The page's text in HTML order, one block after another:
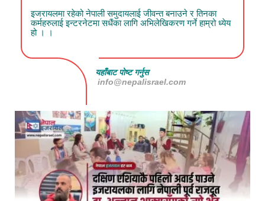
इजरायलमा रहेको नेपाली समुदायलाई जीवन्त बनाउने र तिनका
कर्महरुलाई इन्टरनेटमा सधैंका लागि अभिलेखिकरण गर्ने हाम्रो ध्येय
हो । ।
यहाँबाट पोष्ट गर्नुस
info@nepalisrael.com